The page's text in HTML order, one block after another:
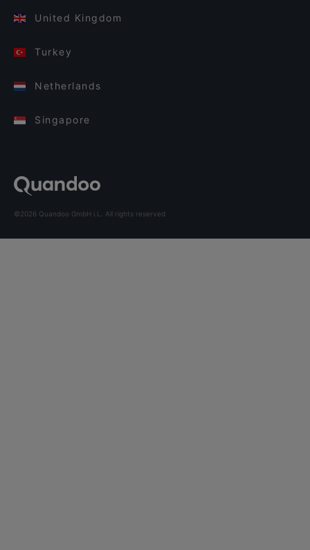
United Kingdom
Turkey
Netherlands
Singapore
©2026 Quandoo GmbH i.L. All rights reserved